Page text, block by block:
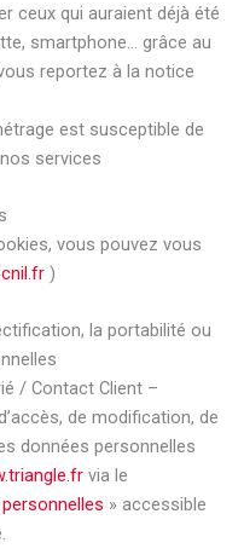
ceux qui auraient déjà été
smartphone… grâce au
reportez à la notice
est susceptible de
services
vous pouvez vous
)
la portabilité ou
/ Contact Client –
de modification, de
données personnelles
via le
» accessible